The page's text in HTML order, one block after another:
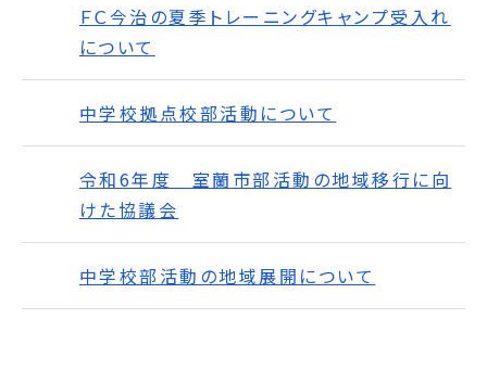
ＦＣ今治の夏季トレーニングキャンプ受入れ
について
中学校拠点校部活動について
令和6年度 室蘭市部活動の地域移行に向
けた協議会
中学校部活動の地域展開について